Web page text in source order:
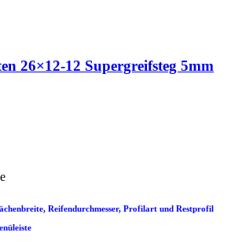
26×12-12 Supergreifsteg 5mm
Reifendurchmesser, Profilart und Restprofil